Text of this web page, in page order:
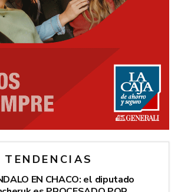
TENDENCIAS
EN CHACO: el diputado